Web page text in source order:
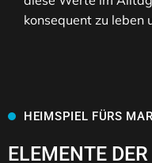
konsequent zu leben
HEIMSPIEL FÜRS
ELEMENTE